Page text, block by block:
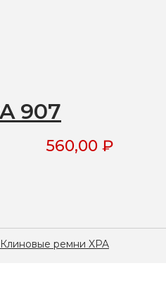
907
560,00₽
Клиновые ремни XPA